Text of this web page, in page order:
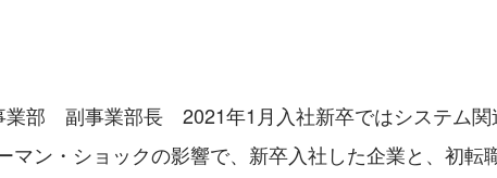
部　副事業部長　2021年1月入社新卒ではシステム
マン・ショックの影響で、新卒入社した企業と、初転